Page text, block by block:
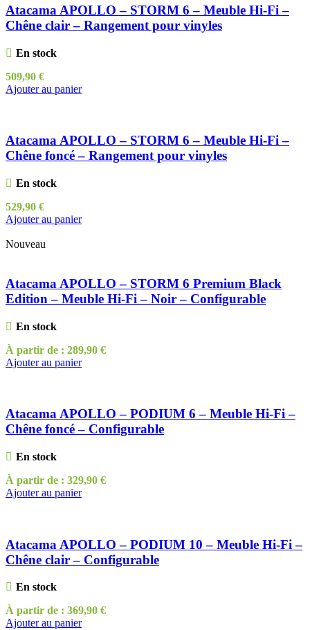
Atacama APOLLO – STORM 6 – Meuble Hi-Fi –
Chêne clair – Rangement pour vinyles
En stock
509,90 €
Ajouter au panier
Atacama APOLLO – STORM 6 – Meuble Hi-Fi –
Chêne foncé – Rangement pour vinyles
En stock
529,90 €
Ajouter au panier
Nouveau
Atacama APOLLO – STORM 6 Premium Black
Edition – Meuble Hi-Fi – Noir – Configurable
En stock
À partir de : 289,90 €
Ajouter au panier
Atacama APOLLO – PODIUM 6 – Meuble Hi-Fi –
Chêne foncé – Configurable
En stock
À partir de : 329,90 €
Ajouter au panier
Atacama APOLLO – PODIUM 10 – Meuble Hi-Fi –
Chêne clair – Configurable
En stock
À partir de : 369,90 €
Ajouter au panier